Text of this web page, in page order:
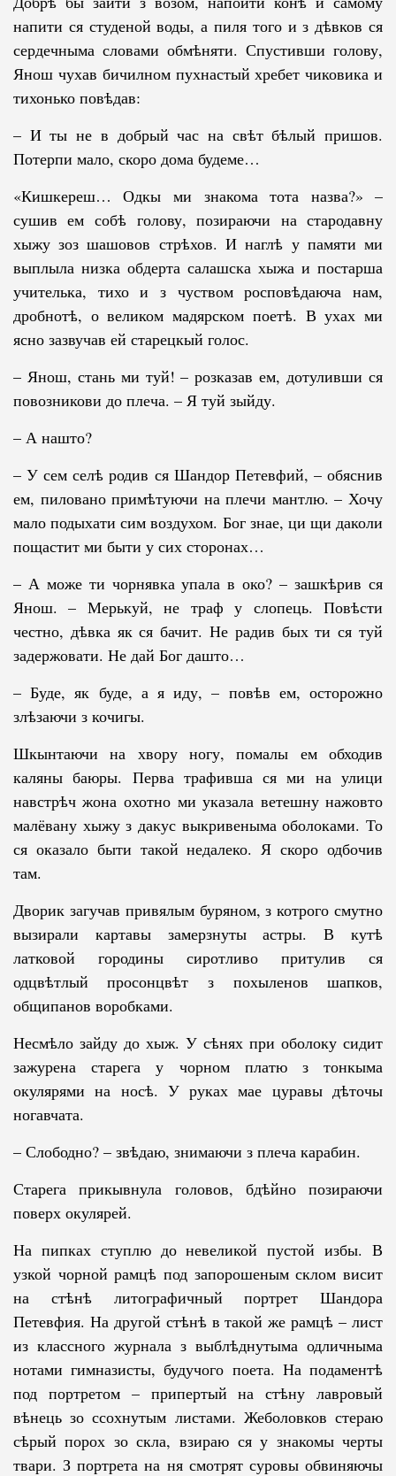
напити ся студеной воды, а пиля того и з дѣвков ся
сердечныма словами обмѣняти. Спустивши голову,
Янош чухав бичилном пухнастый хребет чиковика и
тихонько повѣдав:
– И ты не в добрый час на свѣт бѣлый пришов.
Потерпи мало, скоро до­ма будеме…
«Кишкереш… Одкы ми знакома тота назва?» –
сушив ем собѣ голо­ву, позираючи на стародавну
хыжу зоз шашовов стрѣхов. И наглѣ у па­мя­ти ми
выплыла низка обдерта салашска хыжа и постарша
учителька, тихо и з чуством росповѣдаюча нам,
дробнотѣ, о великом мадярском поетѣ. В ухах ми
ясно зазвучав ей старецкый голос.
– Янош, стань ми туй! – розказав ем, дотуливши ся
повозникови до плеча. – Я туй зыйду.
– А нашто?
– У сем селѣ родив ся Шандор Петевфий, – обяснив
ем, пиловано примѣтуючи на плечи мантлю. – Хочу
мало подыхати сим воздухом. Бог знае, ци щи даколи
пощастит ми быти у сих сторонах…
– А може ти чорнявка упала в око? – зашкѣрив ся
Янош. – Мерькуй, не траф у слопець. Повѣсти
честно, дѣвка як ся бачит. Не радив бых ти ся туй
задержовати. Не дай Бог дашто…
– Буде, як буде, а я иду, – повѣв ем, осторожно
злѣзаючи з кочигы.
Шкынтаючи на хвору ногу, помалы ем обходив
каляны баюры. Перва трафивша ся ми на улици
навстрѣч жона охотно ми указала ветешну на­жовто
малёвану хыжу з дакус выкривеныма оболоками. То
ся оказало бы­ти такой недалеко. Я скоро одбочив
там.
Дворик загучав привялым буряном, з котрого смутно
вызирали кар­та­вы замерзнуты астры. В кутѣ
латковой городины сиротливо притулив ся
одцвѣтлый просонцвѣт з похыленов шапков,
общипанов воробками.
Несмѣло зайду до хыж. У сѣнях при оболоку сидит
зажурена старега у чорном платю з тонкыма
окулярями на носѣ. У руках мае цуравы дѣточы
ногавчата.
– Слободно? – звѣдаю, знимаючи з плеча карабин.
Старега прикывнула головов, бдѣйно позираючи
поверх окулярей.
На пипках ступлю до невеликой пустой избы. В
узкой чорной рамцѣ под запорошеным склом висит
на стѣнѣ литографичный портрет Шандора
Петевфия. На другой стѣнѣ в такой же рамцѣ – лист
из классного журнала з выблѣднутыма одличныма
нотами гимназисты, будучого поета. На по­да­мен­тѣ
под портретом – припертый на стѣну лавровый
вѣнець зо ссох­ну­тым листами. Жеболовков стераю
сѣрый порох зо скла, взираю ся у зна­ко­мы черты
твари. З портрета на ня смотрят суровы обвиняючы